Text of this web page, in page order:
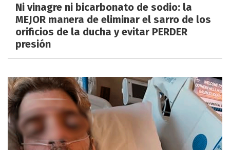
Ni vinagre ni bicarbonato de sodio: la
MEJOR manera de eliminar el sarro de los
orificios de la ducha y evitar PERDER
presión